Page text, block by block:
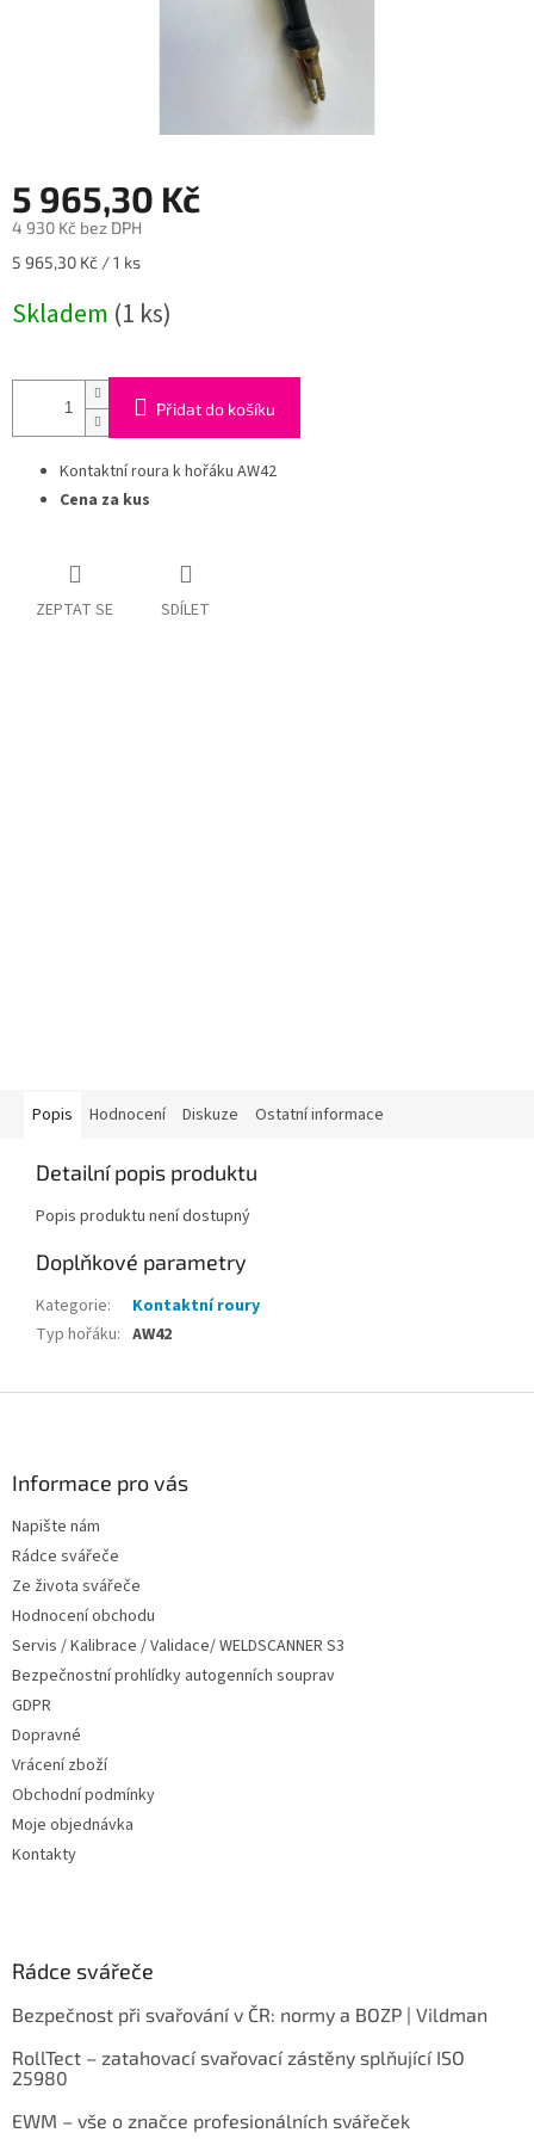
5 965,30 Kč
4 930 Kč bez DPH
Měrná
5 965,30 Kč / 1 ks
Skladem (1 ks)
Přidat do košíku
Kontaktní roura k hořáku AW42
Cena za kus
ZEPTAT SE SDÍLET
Popis Hodnocení Diskuze Ostatní informace
Detailní popis produktu
Popis produktu není dostupný
Doplňkové parametry
Kategorie:
Kontaktní roury
Typ hořáku: AW42
Informace pro vás
Napište nám
Rádce svářeče
Ze života svářeče
Hodnocení obchodu
Servis / Kalibrace / Validace/ WELDSCANNER S3
Bezpečnostní prohlídky autogenních souprav
GDPR
Dopravné
Vrácení zboží
Obchodní podmínky
Moje objednávka
Kontakty
Rádce svářeče
Bezpečnost při svařování v ČR: normy a BOZP | Vildman
RollTect – zatahovací svařovací zástěny splňující ISO
25980
EWM – vše o značce profesionálních svářeček